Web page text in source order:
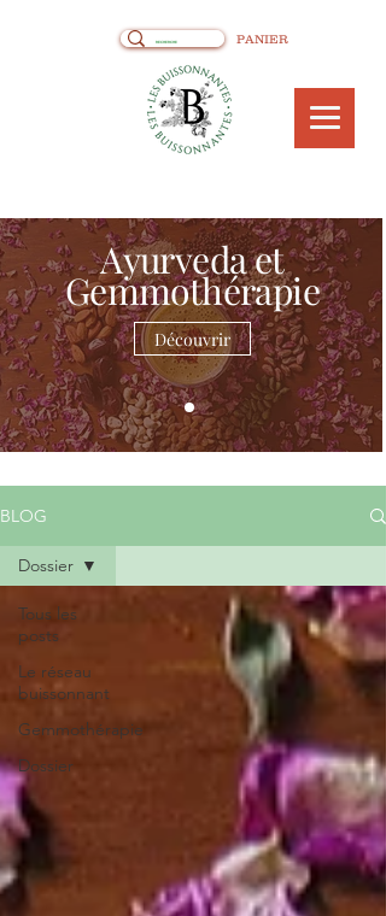
PANIER
Ayurveda et
Gemmothérapie
Découvrir
BLOG
Tous les
posts
Le réseau
buissonnant
Gemmothérapie
Dossier
Dossier